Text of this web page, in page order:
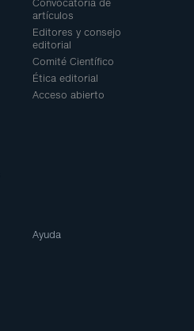
Convocatoria de
artículos
Editores y consejo
editorial
Comité Científico
Ética editorial
Acceso abierto
Ayuda